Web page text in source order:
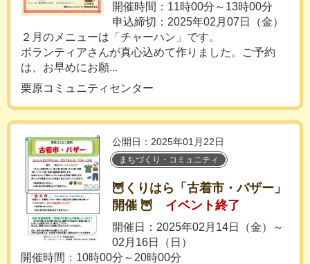
開催時間：11時00分～13時00分
申込締切：2025年02月07日（金）
２月のメニューは「チャーハン」です。
ボランティアさんが真心込めて作りました。ご予約
は、お早めにお願...
栗原コミュニティセンター
公開日：2025年01月22日
まちづくり・コミュニティ
🦉くりはら「古着市・バザー」
開催 🦉
イベント終了
開催日：2025年02月14日（金）～
02月16日（日）
開催時間：10時00分～20時00分